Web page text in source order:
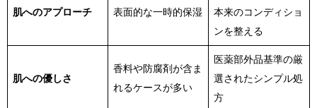
肌へのアプローチ 表面的な一時的保湿
本来のコンディショ
ンを整える
肌への優しさ
香料や防腐剤が含ま
れるケースが多い
医薬部外品基準の厳
選されたシンプル処
方